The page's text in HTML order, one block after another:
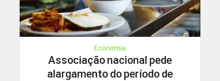
Economia
Associação nacional pede
alargamento do período de